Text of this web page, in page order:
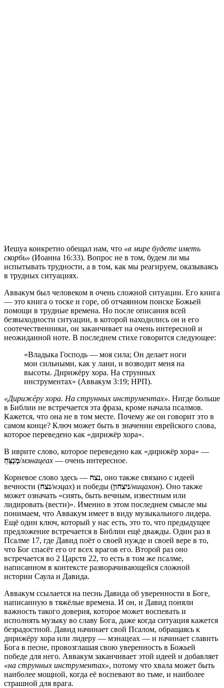
Иешуа конкретно обещал нам, что «в мире будете иметь
скорбь» (Иоанна 16:33). Вопрос не в том, будем ли мы
испытывать трудности, а в том, как мы реагируем, оказываясь
в трудных ситуациях.
Аввакум был человеком в очень сложной ситуации. Его книга
— это книга о тоске и горе, об отчаянном поиске Божьей
помощи в трудные времена. Но после описания всей
безвыходности ситуации, в которой находились он и его
соотечественники, он заканчивает на очень интересной и
неожиданной ноте. В последнем стихе говорится следующее:
«Владыка Господь — моя сила; Он делает ноги
мои сильными, как у лани, и возводит меня на
высоты. Дирижёру хора. На струнных
инструментах» (Аввакум 3:19; НРП).
«Дирижёру хора. На струнных инструментах». Нигде больше
в Библии не встречается эта фраза, кроме начала псалмов.
Кажется, что она не в том месте. Почему же он говорит это в
самом конце? Ключ может быть в значении еврейского слова,
которое переведено как «дирижёр хора».
В иврите слово, которое переведено как «дирижёр хора» —
מְנַצֵּחַ/мэнацеах — очень интересное.
Корневое слово здесь — נצח, оно также связано с идеей
вечности (נצח/нэцах) и победы (ניצחון/ницахон). Оно также
может означать «сиять, быть вечным, известным или
лидировать (вести)». Именно в этом последнем смысле мы
понимаем, что Аввакум имеет в виду музыкального лидера.
Ещё один ключ, который у нас есть, это то, что предыдущее
предложение встречается в Библии ещё дважды. Один раз в
Псалме 17, где Давид поёт о своей нужде и своей вере в то,
что Бог спасёт его от всех врагов его. Второй раз оно
встречается во 2 Царств 22, то есть в том же псалме,
написанном в контексте разворачивающейся сложной
истории Саула и Давида.
Аввакум ссылается на песнь Давида об уверенности в Боге,
написанную в тяжёлые времена. И он, и Давид поняли
важность такого доверия, которое может воспевать и
исполнять музыку во славу Бога, даже когда ситуация кажется
безрадостной. Давид начинает свой Псалом, обращаясь к
дирижёру хора или лидеру — мэнацеах — и начинает славить
Бога в песне, провозглашая свою уверенность в Божьей
победе для него. Аввакум заканчивает этой идеей и добавляет
«на струнных инструментах», потому что хвала может быть
наиболее мощной, когда её воспевают во тьме, и наиболее
страшной для врага.